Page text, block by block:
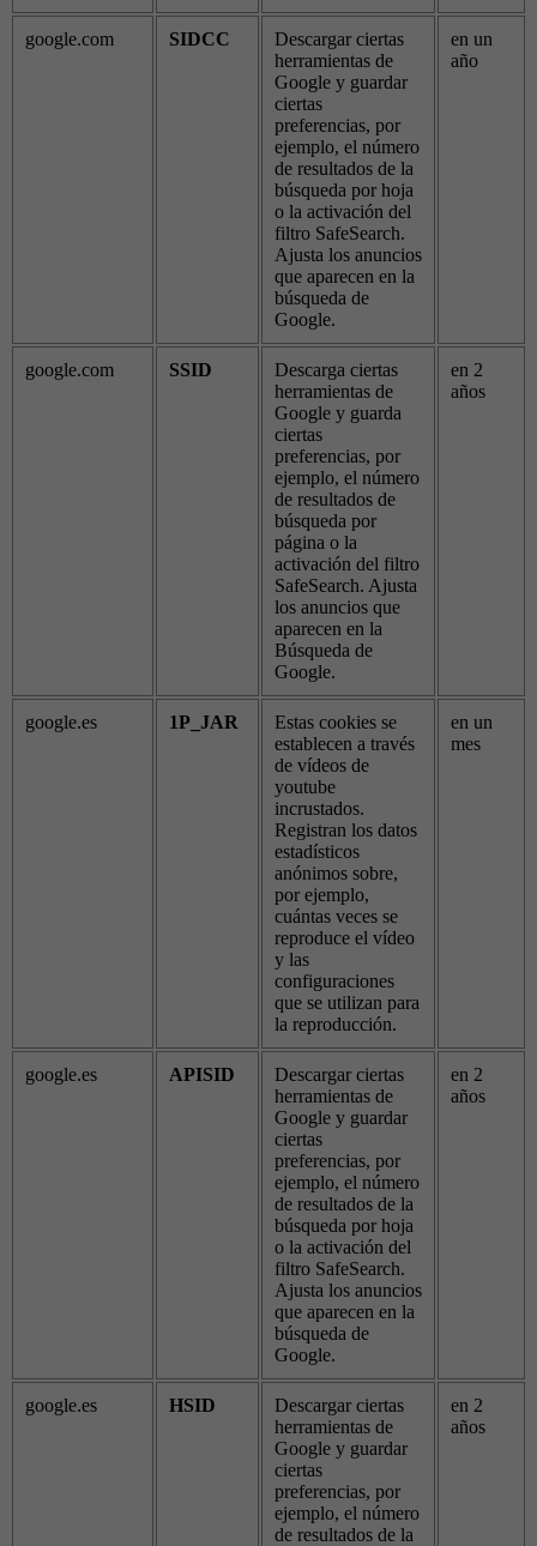
google.com SIDCC
Descargar ciertas
herramientas de
Google y guardar
ciertas
preferencias, por
ejemplo, el número
de resultados de la
búsqueda por hoja
o la activación del
filtro SafeSearch.
Ajusta los anuncios
que aparecen en la
búsqueda de
Google.
en un
año
google.com SSID
Descarga ciertas
herramientas de
Google y guarda
ciertas
preferencias, por
ejemplo, el número
de resultados de
búsqueda por
página o la
activación del filtro
SafeSearch. Ajusta
los anuncios que
aparecen en la
Búsqueda de
Google.
en 2
años
google.es 1P_JAR
Estas cookies se
establecen a través
de vídeos de
youtube
incrustados.
Registran los datos
estadísticos
anónimos sobre,
por ejemplo,
cuántas veces se
reproduce el vídeo
y las
configuraciones
que se utilizan para
la reproducción.
en un
mes
google.es APISID
Descargar ciertas
herramientas de
Google y guardar
ciertas
preferencias, por
ejemplo, el número
de resultados de la
búsqueda por hoja
o la activación del
filtro SafeSearch.
Ajusta los anuncios
que aparecen en la
búsqueda de
Google.
en 2
años
google.es HSID
Descargar ciertas
herramientas de
Google y guardar
ciertas
preferencias, por
ejemplo, el número
de resultados de la
en 2
años